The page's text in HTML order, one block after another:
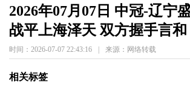
2026年07月07日 中冠-辽宁
战平上海泽天 双方握手言和
时间：2026-07-07 22:43:16 来源：网络转载
相关标签